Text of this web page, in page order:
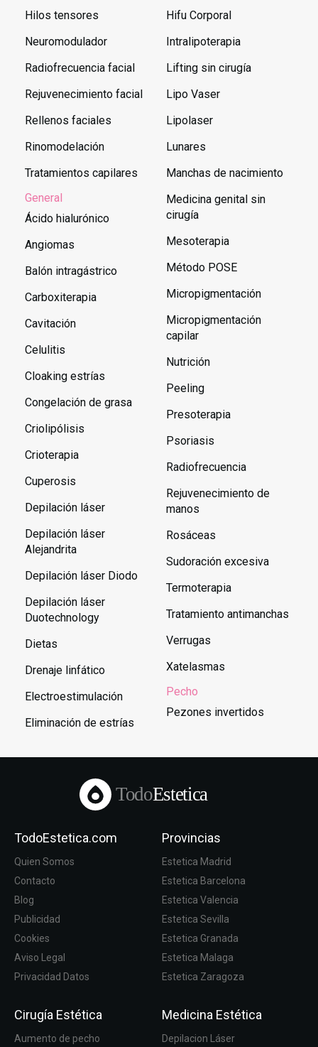
Hilos tensores
Neuromodulador
Radiofrecuencia facial
Rejuvenecimiento facial
Rellenos faciales
Rinomodelación
Tratamientos capilares
General
Ácido hialurónico
Angiomas
Balón intragástrico
Carboxiterapia
Cavitación
Celulitis
Cloaking estrías
Congelación de grasa
Criolipólisis
Crioterapia
Cuperosis
Depilación láser
Depilación láser
Alejandrita
Depilación láser Diodo
Depilación láser
Duotechnology
Dietas
Drenaje linfático
Electroestimulación
Eliminación de estrías
Hifu Corporal
Intralipoterapia
Lifting sin cirugía
Lipo Vaser
Lipolaser
Lunares
Manchas de nacimiento
Medicina genital sin
cirugía
Mesoterapia
Método POSE
Micropigmentación
Micropigmentación
capilar
Nutrición
Peeling
Presoterapia
Psoriasis
Radiofrecuencia
Rejuvenecimiento de
manos
Rosáceas
Sudoración excesiva
Termoterapia
Tratamiento antimanchas
Verrugas
Xatelasmas
Pecho
Pezones invertidos
TodoEstetica
TodoEstetica.com
Quien Somos
Contacto
Blog
Publicidad
Cookies
Aviso Legal
Privacidad Datos
Provincias
Estetica Madrid
Estetica Barcelona
Estetica Valencia
Estetica Sevilla
Estetica Granada
Estetica Malaga
Estetica Zaragoza
Cirugía Estética
Aumento de pecho
Medicina Estética
Depilacion Láser